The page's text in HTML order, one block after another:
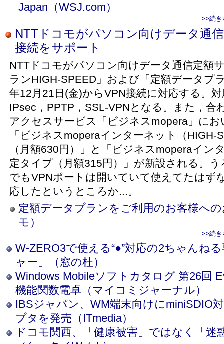
Japan（WSJ.com）
>>続き
NTTドコモがパソコン向けデータ通
接続をサポート
NTTドコモがパソコン向けデータ通信定額
ランHIGH-SPEED」および「定額データプ
年12月21日(金)からVPN接続に対応する。
IPsec，PPTP，SSL-VPNとなる。また，合
アクセスサービス「ビジネスmopera」に
「ビジネスmoperaインターネット（HIGH-
（月額630円）」と「ビジネスmoperaイン
定タイプ（月額315円）」が新設される。
でもVPNポートは開いていて使えてたはず
応したというところか...。
定額データプランをご利用のお客様へ
モ）
>>続き
W-ZERO3で使える“●”対応の2ちゃんね
ャー」（窓の杜）
Windows Mobileソフトカタログ 第26回
機能関数電卓（マイコミジャーナル）
IBSジャパン、WM端末向けにminiSDIO
プタを発売（ITmedia）
ドコモ関西、「健康被害」ではなく「迷